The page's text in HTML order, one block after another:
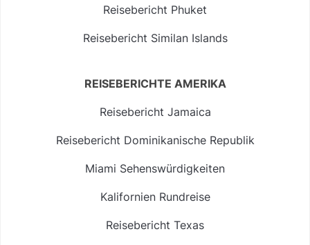
Reisebericht Phuket
Reisebericht Similan Islands
REISEBERICHTE AMERIKA
Reisebericht Jamaica
Reisebericht Dominikanische Republik
Miami Sehenswürdigkeiten
Kalifornien Rundreise
Reisebericht Texas